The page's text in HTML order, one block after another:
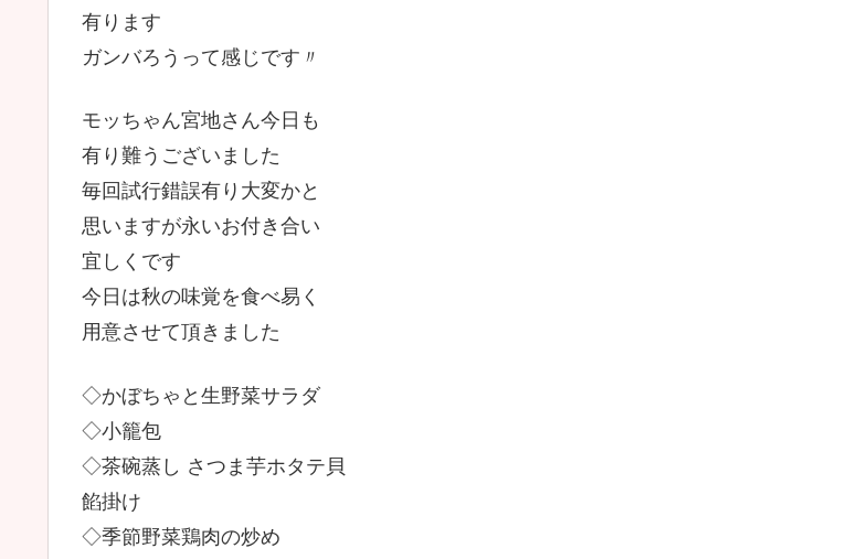
有ります
ガンバろうって感じです〃
モッちゃん宮地さん今日も
有り難うございました
毎回試行錯誤有り大変かと
思いますが永いお付き合い
宜しくです
今日は秋の味覚を食べ易く
用意させて頂きました
◇かぼちゃと生野菜サラダ
◇小籠包
◇茶碗蒸し さつま芋ホタテ貝
餡掛け
◇季節野菜鶏肉の炒め